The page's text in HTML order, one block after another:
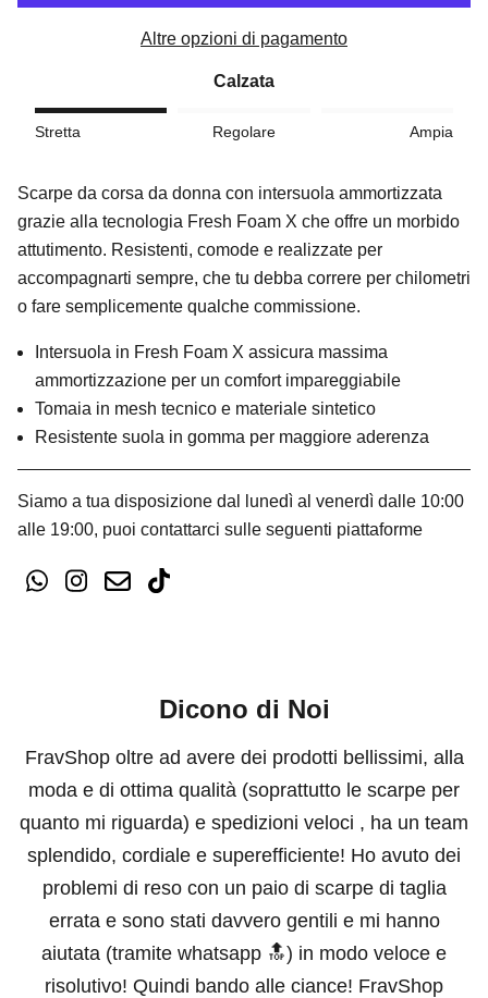
Altre opzioni di pagamento
Calzata
Stretta Regolare Ampia
Scarpe da corsa da donna con intersuola ammortizzata
grazie alla tecnologia Fresh Foam X che offre un morbido
attutimento. Resistenti, comode e realizzate per
accompagnarti sempre, che tu debba correre per chilometri
o fare semplicemente qualche commissione.
Intersuola in Fresh Foam X assicura massima
ammortizzazione per un comfort impareggiabile
Tomaia in mesh tecnico e materiale sintetico
Resistente suola in gomma per maggiore aderenza
Siamo a tua disposizione dal lunedì al venerdì dalle 10:00
alle 19:00, puoi contattarci sulle seguenti piattaforme
Dicono di Noi
FravShop oltre ad avere dei prodotti bellissimi, alla
moda e di ottima qualità (soprattutto le scarpe per
quanto mi riguarda) e spedizioni veloci , ha un team
splendido, cordiale e superefficiente! Ho avuto dei
problemi di reso con un paio di scarpe di taglia
errata e sono stati davvero gentili e mi hanno
aiutata (tramite whatsapp 🔝) in modo veloce e
risolutivo! Quindi bando alle ciance! FravShop